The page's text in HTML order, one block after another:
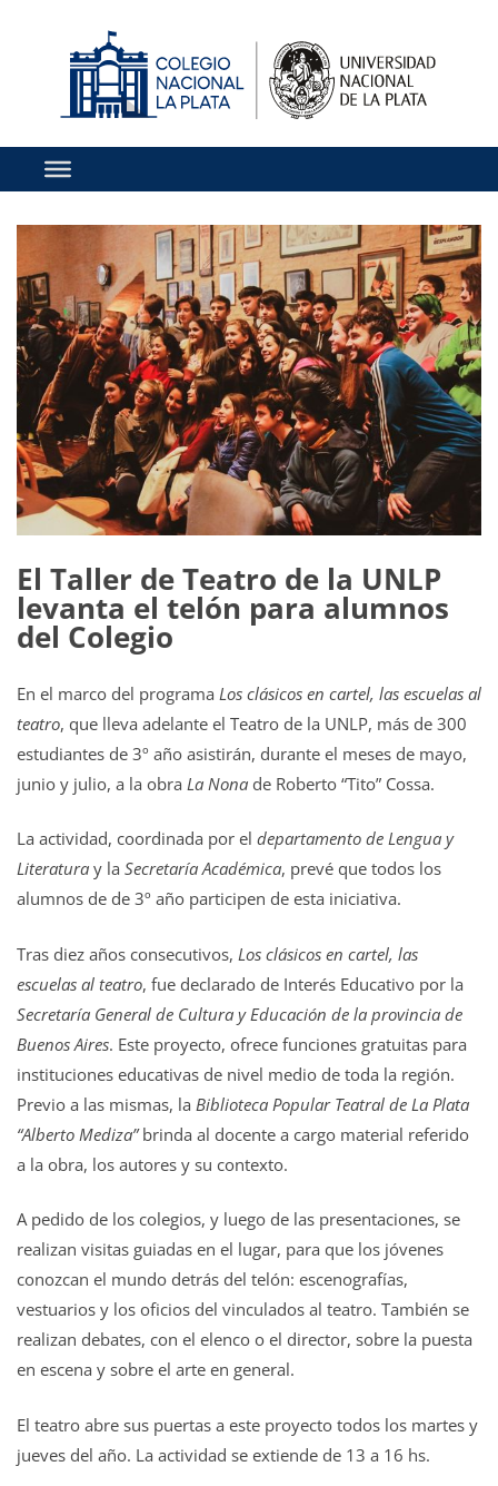
El Taller de Teatro de la UNLP
levanta el telón para alumnos
del Colegio
En el marco del programa Los clásicos en cartel, las escuelas al
teatro, que lleva adelante el Teatro de la UNLP, más de 300
estudiantes de 3º año asistirán, durante el meses de mayo,
junio y julio, a la obra La Nona de Roberto “Tito” Cossa.
La actividad, coordinada por el departamento de Lengua y
Literatura y la Secretaría Académica, prevé que todos los
alumnos de de 3º año participen de esta iniciativa.
Tras diez años consecutivos, Los clásicos en cartel, las
escuelas al teatro, fue declarado de Interés Educativo por la
Secretaría General de Cultura y Educación de la provincia de
Buenos Aires. Este proyecto, ofrece funciones gratuitas para
instituciones educativas de nivel medio de toda la región.
Previo a las mismas, la Biblioteca Popular Teatral de La Plata
“Alberto Mediza”brinda al docente a cargo material referido
a la obra, los autores y su contexto.
A pedido de los colegios, y luego de las presentaciones, se
realizan visitas guiadas en el lugar, para que los jóvenes
conozcan el mundo detrás del telón: escenografías,
vestuarios y los oficios del vinculados al teatro. También se
realizan debates, con el elenco o el director, sobre la puesta
en escena y sobre el arte en general.
El teatro abre sus puertas a este proyecto todos los martes y
jueves del año. La actividad se extiende de 13 a 16 hs.